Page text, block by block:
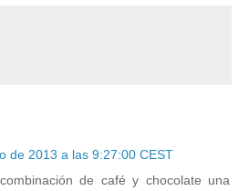
de 2013 a las 9:27:00 CEST
de café y chocolate una